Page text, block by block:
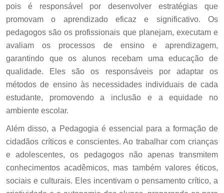
pois é responsável por desenvolver estratégias que
promovam o aprendizado eficaz e significativo. Os
pedagogos são os profissionais que planejam, executam e
avaliam os processos de ensino e aprendizagem,
garantindo que os alunos recebam uma educação de
qualidade. Eles são os responsáveis por adaptar os
métodos de ensino às necessidades individuais de cada
estudante, promovendo a inclusão e a equidade no
ambiente escolar.
Além disso, a Pedagogia é essencial para a formação de
cidadãos críticos e conscientes. Ao trabalhar com crianças
e adolescentes, os pedagogos não apenas transmitem
conhecimentos acadêmicos, mas também valores éticos,
sociais e culturais. Eles incentivam o pensamento crítico, a